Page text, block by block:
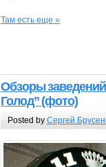
Там есть еще »
Обзоры
Голод” (фото)
Posted by Сергей